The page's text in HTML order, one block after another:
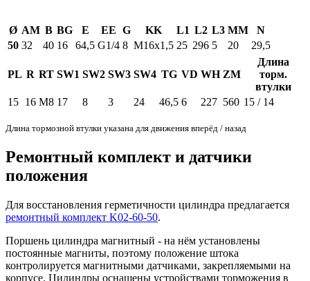
Ø AM B BG E EE G KK L1 L2 L3 MM
N
50 32 40 16 64,5 G1/4 8 M16x1,5 25 296 5 20 29,5
PL R RT SW1 SW2 SW3 SW4 TG VD WH ZM
Длина
торм.
втулки
15 16 M8 17 8 3 24 46,5 6 227 560 15 / 14
Длина тормозной втулки указана для движения вперёд / назад
Ремонтный комплект и датчики
положения
Для восстановления герметичности цилиндра предлагается
ремонтный комплект K02-60-50.
Поршень цилиндра магнитный - на нём установлены
постоянные магниты, поэтому положение штока
контролируется магнитными датчиками, закрепляемыми на
корпусе. Цилиндры оснащены устройствами торможения в